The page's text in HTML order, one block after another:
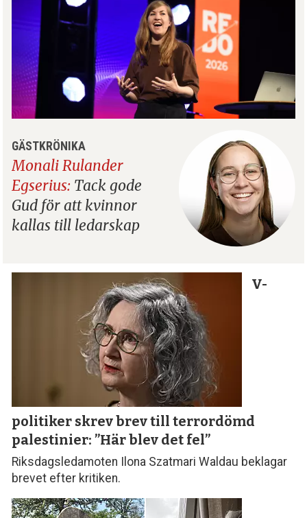
GÄSTKRÖNIKA
Monali Rulander
Egserius: Tack gode
Gud för att kvinnor
kallas till ledarskap
V-
politiker skrev brev till terror­dömd
palestinier: ”Här blev det fel”
Riksdagsledamoten Ilona Szatmari Waldau beklagar
brevet efter kritiken.